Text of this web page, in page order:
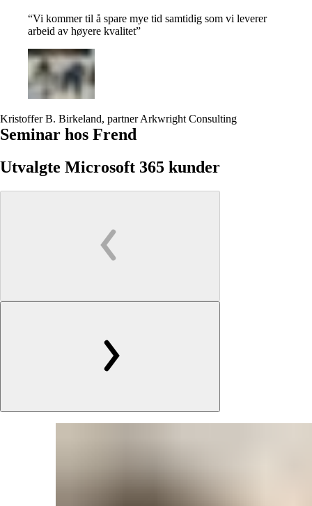
“Vi kommer til å spare mye tid samtidig som vi leverer
arbeid av høyere kvalitet”
Kristoffer B. Birkeland, partnerArkwright Consulting
Seminar hos Frend
Utvalgte Microsoft 365 kunder